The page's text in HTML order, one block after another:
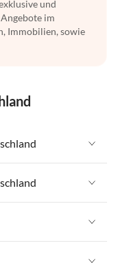
und
im
Immobilien, sowie